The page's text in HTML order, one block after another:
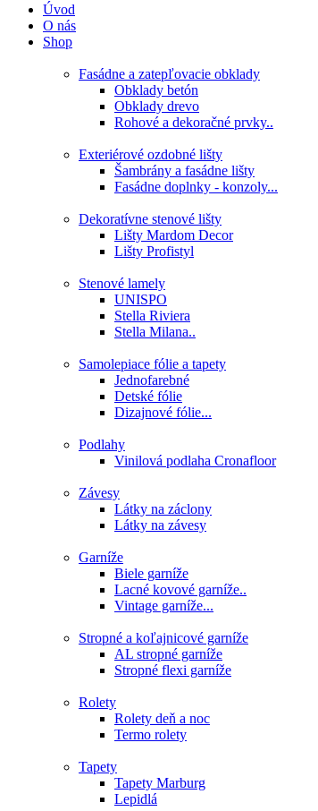
Úvod
O nás
Shop
Fasádne a zatepľovacie obklady
Obklady betón
Obklady drevo
Rohové a dekoračné prvky..
Exteriérové ozdobné lišty
Šambrány a fasádne lišty
Fasádne doplnky - konzoly...
Dekoratívne stenové lišty
Lišty Mardom Decor
Lišty Profistyl
Stenové lamely
UNISPO
Stella Riviera
Stella Milana..
Samolepiace fólie a tapety
Jednofarebné
Detské fólie
Dizajnové fólie...
Podlahy
Vinilová podlaha Cronafloor
Závesy
Látky na záclony
Látky na závesy
Garníže
Biele garníže
Lacné kovové garníže..
Vintage garníže...
Stropné a koľajnicové garníže
AL stropné garníže
Stropné flexi garníže
Rolety
Rolety deň a noc
Termo rolety
Tapety
Tapety Marburg
Lepidlá